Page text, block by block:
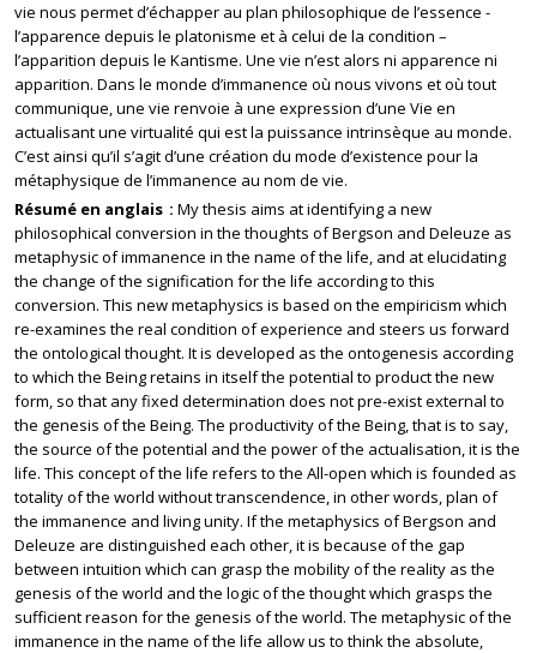
vie nous permet d’échapper au plan philosophique de l’essence -
l’apparence depuis le platonisme et à celui de la condition –
l’apparition depuis le Kantisme. Une vie n’est alors ni apparence ni
apparition. Dans le monde d’immanence où nous vivons et où tout
communique, une vie renvoie à une expression d’une Vie en
actualisant une virtualité qui est la puissance intrinsèque au monde.
C’est ainsi qu’il s’agit d’une création du mode d’existence pour la
métaphysique de l’immanence au nom de vie.
Résumé en anglais
My thesis aims at identifying a new
philosophical conversion in the thoughts of Bergson and Deleuze as
metaphysic of immanence in the name of the life, and at elucidating
the change of the signification for the life according to this
conversion. This new metaphysics is based on the empiricism which
re-examines the real condition of experience and steers us forward
the ontological thought. It is developed as the ontogenesis according
to which the Being retains in itself the potential to product the new
form, so that any fixed determination does not pre-exist external to
the genesis of the Being. The productivity of the Being, that is to say,
the source of the potential and the power of the actualisation, it is the
life. This concept of the life refers to the All-open which is founded as
totality of the world without transcendence, in other words, plan of
the immanence and living unity. If the metaphysics of Bergson and
Deleuze are distinguished each other, it is because of the gap
between intuition which can grasp the mobility of the reality as the
genesis of the world and the logic of the thought which grasps the
sufficient reason for the genesis of the world. The metaphysic of the
immanence in the name of the life allow us to think the absolute,